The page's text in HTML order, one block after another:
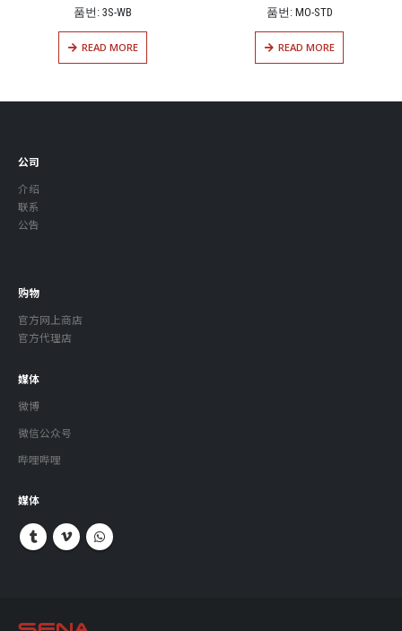
公司
介绍
联系
公告
购物
官方网上商店
官方代理店
媒体
微博
微信公众号
哔哩哔哩
媒体